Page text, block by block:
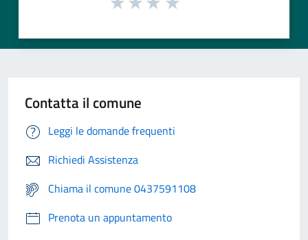
Contatta il comune
Leggi le domande frequenti
Richiedi Assistenza
Chiama il comune 0437591108
Prenota un appuntamento